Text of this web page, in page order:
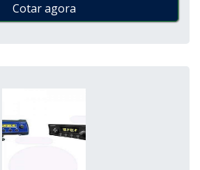
Cotar agora